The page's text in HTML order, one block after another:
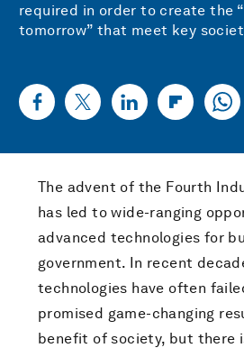
required in order to create the
tomorrow” that meet key
The advent of the Fourth
has led to wide-ranging
advanced technologies for
government. In recent
technologies have often
promised game-changing
benefit of society, but there